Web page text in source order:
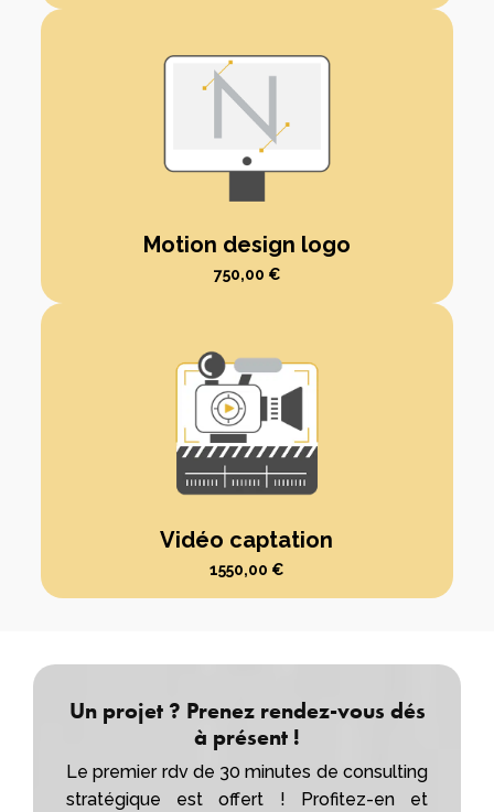
Motion design logo
750,00 €
Vidéo captation
1550,00 €
Un projet ? Prenez rendez-vous dés
à présent !
Le premier rdv de 30 minutes de consulting
stratégique est offert ! Profitez-en et